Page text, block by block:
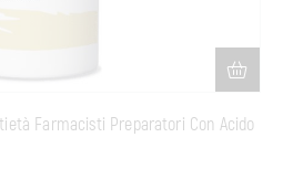
Farmacisti Preparatori Con Acido